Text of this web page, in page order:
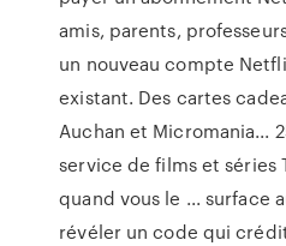
amis, parents,
un nouveau compte
existant. Des cartes
Auchan et Micromania...
service de films et séries
quand vous le ... surface
révéler un code qui